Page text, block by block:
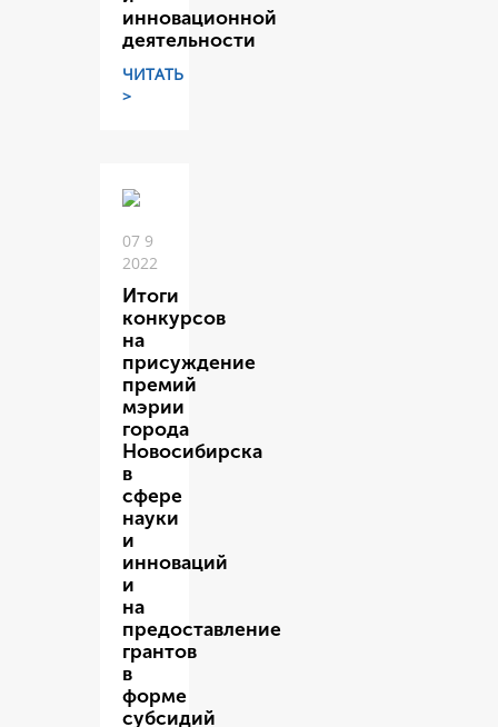
инновационной
деятельности
ЧИТАТЬ
>
07 9
2022
Итоги
конкурсов
на
присуждение
премий
мэрии
города
Новосибирска
в
сфере
науки
и
инноваций
и
на
предоставление
грантов
в
форме
субсидий